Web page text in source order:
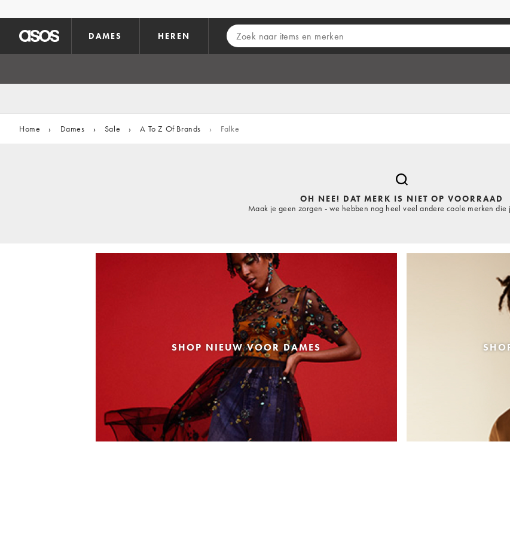
DAMES HEREN
Home › Dames › Sale › A To Z Of Brands › Falke
OH NEE! DAT MERK IS NIET OP VOORRAAD
Maak je geen zorgen - we hebben nog heel veel andere coole merken die
SHOP NIEUW VOOR DAMES